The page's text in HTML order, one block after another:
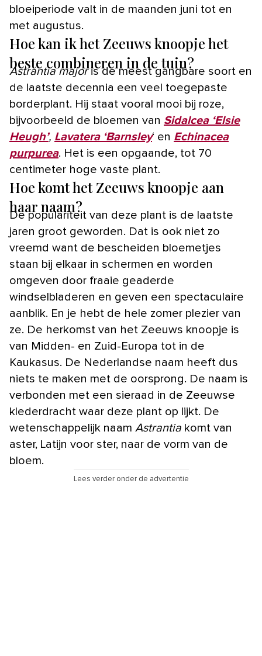
bloeiperiode valt in de maanden juni tot en
met augustus.
Hoe kan ik het Zeeuws knoopje het
beste combineren in de tuin?
Astrantia majoris de meest gangbare soort en
de laatste decennia een veel toegepaste
borderplant. Hij staat vooral mooi bij roze,
bijvoorbeeld de bloemen van Sidalcea ‘Elsie
Heugh’, Lavatera ‘Barnsley‘ en Echinacea
purpurea. Het is een opgaande, tot 70
centimeter hoge vaste plant.
Hoe komt het Zeeuws knoopje aan
haar naam?
De populariteit van deze plant is de laatste
jaren groot geworden. Dat is ook niet zo
vreemd want de bescheiden bloemetjes
staan bij elkaar in schermen en worden
omgeven door fraaie geaderde
windselbladeren en geven een spectaculaire
aanblik. En je hebt de hele zomer plezier van
ze. De herkomst van het Zeeuws knoopje is
van Midden- en Zuid-Europa tot in de
Kaukasus. De Nederlandse naam heeft dus
niets te maken met de oorsprong. De naam is
verbonden met een sieraad in de Zeeuwse
klederdracht waar deze plant op lijkt. De
wetenschappelijk naam Astrantia komt van
aster, Latijn voor ster, naar de vorm van de
bloem.
Lees verder onder de advertentie